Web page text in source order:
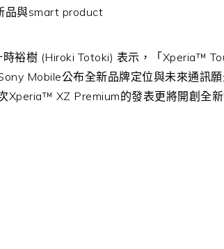
品與smart product
裕樹 (Hiroki Totoki) 表示，「Xperia™
Mobile公布全新品牌定位與未來通訊
Xperia™ XZ Premium的發表更將開創全